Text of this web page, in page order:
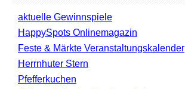
aktuelle Gewinnspiele
HappySpots Onlinemagazin
Feste & Märkte Veranstaltungskalender
Herrnhuter Stern
Pfefferkuchen